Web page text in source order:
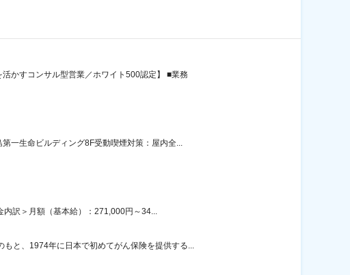
活かすコンサル型営業／ホワイト500認定】 ■業務
一生命ビルディング8F受動喫煙対策：屋内全...
訳＞月額（基本給）：271,000円～34...
と、1974年に日本で初めてがん保険を提供する...